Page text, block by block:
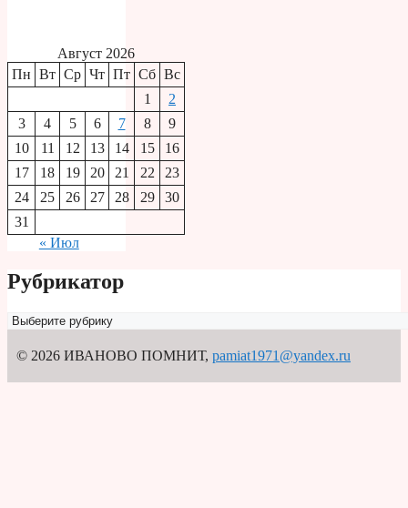
Август 2026
Пн Вт Ср Чт Пт Сб Вс
1
2
3
4 5 6 7 8
9
10
11 12 13 14 15
16
17
18 19 20 21 22
23
24
25 26 27 28 29
30
31
« Июл
Рубрикатор
Рубрикатор
© 2026 ИВАНОВО ПОМНИТ, pamiat1971@yandex.ru